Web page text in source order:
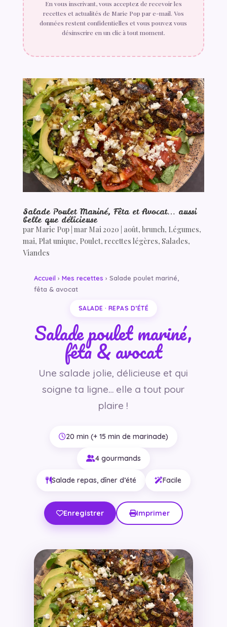
En vous inscrivant, vous acceptez de recevoir les
recettes et actualités de Marie Pop par e-mail. Vos
données restent confidentielles et vous pouvez vous
désinscrire en un clic à tout moment.
Salade Poulet Mariné, Fêta et Avocat… aussi
belle que délicieuse
par Marie Pop| mar Mai 2020 août, brunch, Légumes,
mai, Plat unique, Poulet, recettes légères, Salades,
Viandes
Accueil › Mes recettes › Salade poulet mariné,
fêta & avocat
SALADE · REPAS D’ÉTÉ
Salade poulet mariné,
fêta & avocat
Une salade jolie, délicieuse et qui
soigne ta ligne… elle a tout pour
plaire !
20 min (+ 15 min de marinade)
4 gourmands
Salade repas, dîner d’été Facile
Enregistrer Imprimer